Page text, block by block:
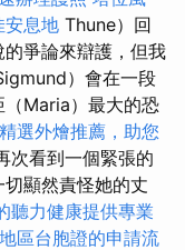
安息地 Thune）回
爭論來辯護，但我
）會在一段
（Maria）最大的恐
精選外燴推薦，助您
次看到一個緊張的
顯然責怪她的丈
聽力健康提供專業
區台胞證的申請流